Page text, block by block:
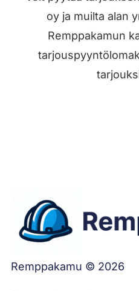
oy ja muilta alan
Remppakamun
Remppakamu © 2026